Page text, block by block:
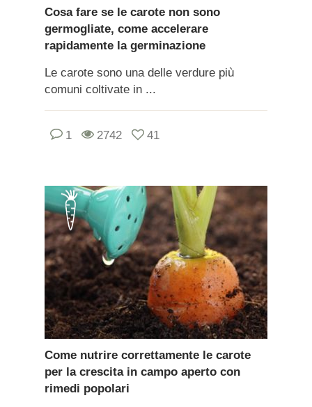
Cosa fare se le carote non sono
germogliate, come accelerare
rapidamente la germinazione
Le carote sono una delle verdure più
comuni coltivate in ...
1 2742 41
Come nutrire correttamente le carote
per la crescita in campo aperto con
rimedi popolari